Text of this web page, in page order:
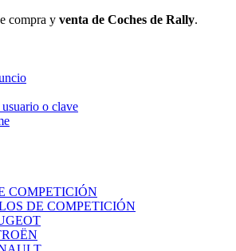
compra y venta de Coches de Rally.
o clave
COMPETICIÓN
DE COMPETICIÓN